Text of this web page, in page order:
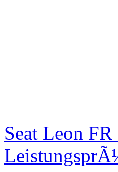
Seat Leon